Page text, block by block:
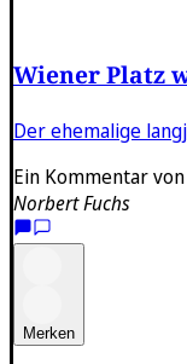
Wiener Platz
Der ehemalige
Ein Kommentar von
Norbert Fuchs
Merken